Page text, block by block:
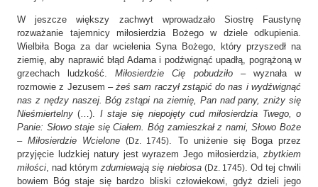
W jeszcze większy zachwyt wprowadzało Siostrę Faustynę
rozważanie tajemnicy miłosierdzia Bożego w dziele odkupienia.
Wielbiła Boga za dar wcielenia Syna Bożego, który przyszedł na
ziemię, aby naprawić błąd Adama i podźwignąć upadłą, pogrążoną w
grzechach ludzkość.Miłosierdzie Cię pobudziło– wyznała w
rozmowie z Jezusem –żeś sam raczył zstąpić do nas i wydźwignąć
nas z nędzy naszej. Bóg zstąpi na ziemię, Pan nad pany, zniży się
Nieśmiertelny (…). I staje się niepojęty cud miłosierdzia Twego, o
Panie: Słowo staje się Ciałem. Bóg zamieszkał z nami, Słowo Boże
– Miłosierdzie Wcielone
(Dz. 1745)
. To uniżenie się Boga przez
przyjęcie ludzkiej natury jest wyrazem Jego miłosierdzia, zbytkiem
miłości , nad którymzdumiewają się niebiosa (Dz. 1745). Od tej chwili
bowiem Bóg staje się bardzo bliski człowiekowi, gdyż dzieli jego